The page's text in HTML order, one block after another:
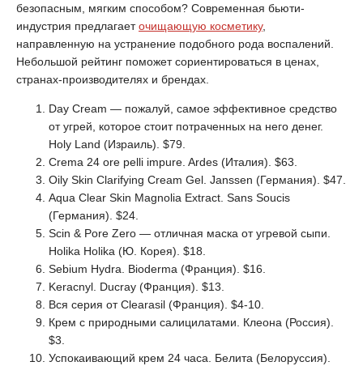
безопасным, мягким способом? Современная бьюти-
индустрия предлагаеточищающую косметику,
направленную на устранение подобного рода воспалений.
Небольшой рейтинг поможет сориентироваться в ценах,
странах-производителях и брендах.
Day Cream — пожалуй, самое эффективное средство
от угрей, которое стоит потраченных на него денег.
Holy Land (Израиль). $79.
Crema 24 ore pelli impure. Ardes (Италия). $63.
Oily Skin Clarifying Cream Gel. Janssen (Германия). $47.
Aqua Clear Skin Magnolia Extract. Sans Soucis
(Германия). $24.
Scin & Pore Zero — отличная маска от угревой сыпи.
Holika Holika (Ю. Корея). $18.
Sebium Hydra. Bioderma (Франция). $16.
Keracnyl. Ducray (Франция). $13.
Вся серия от Clearasil (Франция). $4-10.
Крем с природными салицилатами. Клеона (Россия).
$3.
Успокаивающий крем 24 часа. Белита (Белоруссия).